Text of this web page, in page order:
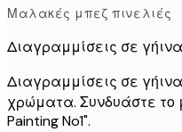
Μαλακές μπεζ πινελιές
Διαγραμμίσεις σε
Διαγραμμίσεις σε
χρώματα. Συνδυάστε το
Painting No1".